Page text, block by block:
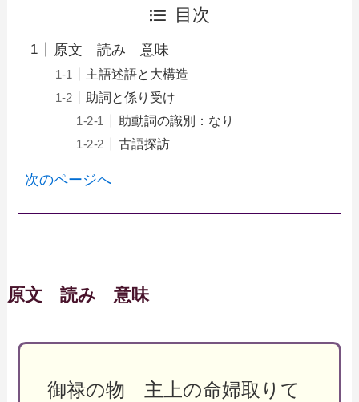
目次
原文 読み 意味
主語述語と大構造
助詞と係り受け
助動詞の識別：なり
古語探訪
次のページへ
原文 読み 意味
御禄の物 主上の命婦取りて